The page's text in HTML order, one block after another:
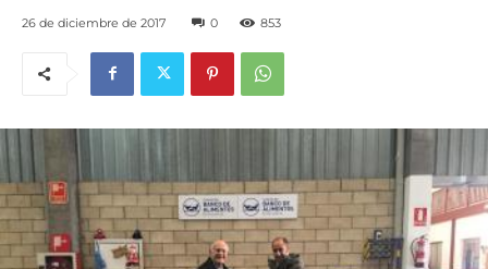
26 de diciembre de 2017 0 853